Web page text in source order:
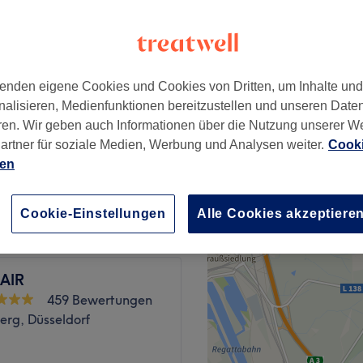
10 €
459 Bewertungen
Düsseldorf
eigene Cookies und Cookies von Dritten, um Inhalte
Medienfunktionen bereitzustellen und unseren
Wir geben auch Informationen über die Nutzung unserer
für soziale Medien, Werbung und Analysen weiter.
Cookie-Einstellungen Alle Cookies akzeptieren